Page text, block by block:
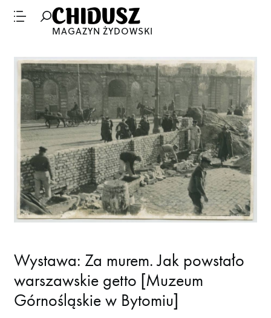
MAGAZYN ŻYDOWSKI
Wystawa: Za murem. Jak powstało
warszawskie getto [Muzeum
Górnośląskie w Bytomiu]